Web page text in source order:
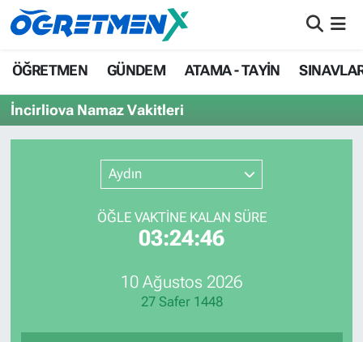
ÖĞRETMEN GÜNDEM ATAMA - TAYİN
İncirliova Namaz Vakitleri
Aydın
ÖĞLE VAKTİNE KALAN SÜRE
03:24:46
10 Ağustos 2026
27 Safer 1448
ÖĞRETMEN
GÜNDEM
ATAMA - TAYİN
SINAVLAR
HAYATIN İÇİNDEN
İstanbul Nöbetçi Eczaneler
İstanbul Hava Durumu
İstanbul Namaz Vakitleri
İstanbul Trafik Yoğunluk Haritası
Süper Lig Puan Durumu ve Fikstür
Son Dakika Haberleri